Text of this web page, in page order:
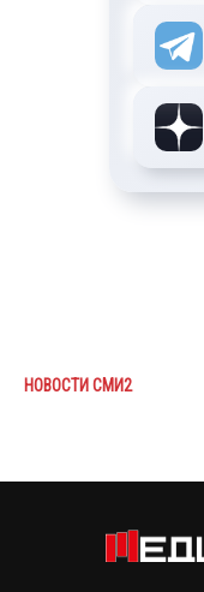
НОВОСТИ СМИ2